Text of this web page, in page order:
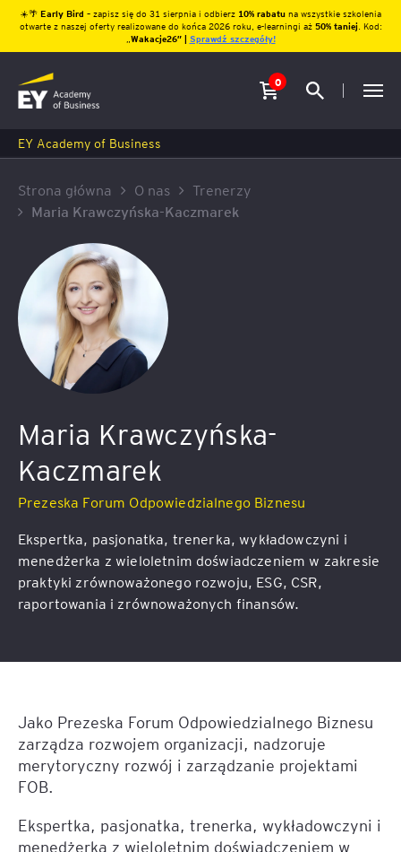
☀️🌴 Early Bird – zapisz się do 31 sierpnia i odbierz10% rabatu na wszystkie szkolenia
otwarte z naszej oferty realizowane do końca 2026 roku, e-learningi aż 50% taniej. Kod:
Wakacje26″ | Sprawdź szczegóły!
0
EY Academy of Business
Strona główna O nas
Trenerzy
Maria Krawczyńska-Kaczmarek
Maria Krawczyńska-
Kaczmarek
Prezeska Forum Odpowiedzialnego Biznesu
Ekspertka, pasjonatka, trenerka, wykładowczyni i
menedżerka z wieloletnim doświadczeniem w zakresie
praktyki zrównoważonego rozwoju, ESG, CSR,
raportowania i zrównoważonych finansów.
Jako Prezeska Forum Odpowiedzialnego Biznesu
zarządza rozwojem organizacji, nadzoruje
merytoryczny rozwój i zarządzanie projektami
FOB.
Ekspertka, pasjonatka, trenerka, wykładowczyni i
menedżerka z wieloletnim doświadczeniem w